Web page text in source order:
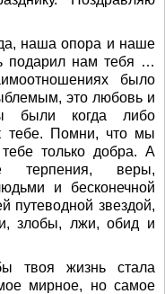
наша опора и наше
подарил нам тебя …
было
это любовь и
были когда либо
тебе. Помни, что мы
только добра. А
веры,
и бесконечной
путеводной звездой,
злобы, лжи, обид и
твоя жизнь стала
мирное, но самое